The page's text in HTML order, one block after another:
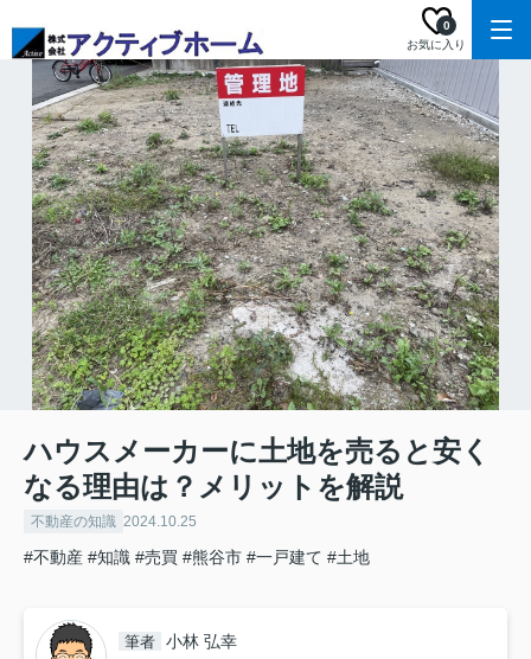
お気に入り
0
ハウスメーカーに土地を売ると安く
なる理由は？メリットを解説
不動産の知識 2024.10.25
#不動産 #知識 #売買 #熊谷市 #一戸建て #土地
筆者 小林 弘幸